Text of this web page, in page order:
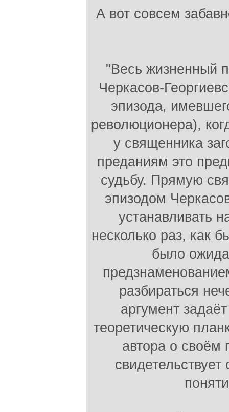
А вот совсем
"Весь жизненный
Черкасов-
эпизода,
революционера),
у священника
преданиям это
судьбу. Прямую
эпизодом
устанавливать
несколько раз, как
было
разбираться
аргумент
теоретическую
автора о своём
свидетельствует